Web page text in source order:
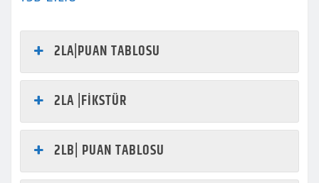
2LA|PUAN TABLOSU
2LA |FİKSTÜR
2LB| PUAN TABLOSU